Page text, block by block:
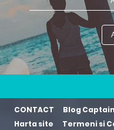
CONTACT Blog
Harta site
Termeni si